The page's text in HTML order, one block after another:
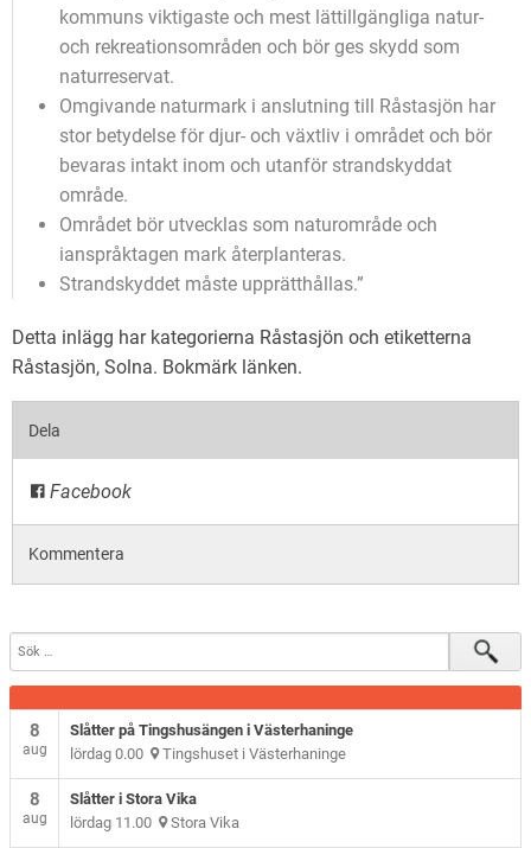
kommuns viktigaste och mest lättillgängliga natur-
och rekreationsområden och bör ges skydd som
naturreservat.
Omgivande naturmark i anslutning till Råstasjön har
stor betydelse för djur- och växtliv i området och bör
bevaras intakt inom och utanför strandskyddat
område.
Området bör utvecklas som naturområde och
ianspråktagen mark återplanteras.
Strandskyddet måste upprätthållas.”
Detta inlägg har kategorierna Råstasjön och etiketterna
Råstasjön, Solna. Bokmärk länken.
Dela
Facebook
Kommentera
8
aug
Slåtter på Tingshusängen i Västerhaninge
lördag 0.00 Tingshuset i Västerhaninge
8
aug
Slåtter i Stora Vika
lördag 11.00 Stora Vika